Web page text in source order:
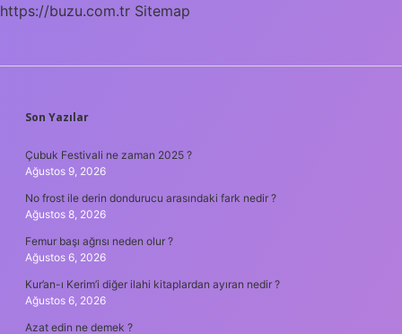
https://buzu.com.tr Sitemap
SIDEBAR
Son Yazılar
Çubuk Festivali ne zaman 2025 ?
Ağustos 9, 2026
No frost ile derin dondurucu arasındaki fark nedir ?
Ağustos 8, 2026
Femur başı ağrısı neden olur ?
Ağustos 6, 2026
Kur’an-ı Kerim’i diğer ilahi kitaplardan ayıran nedir ?
Ağustos 6, 2026
Azat edin ne demek ?